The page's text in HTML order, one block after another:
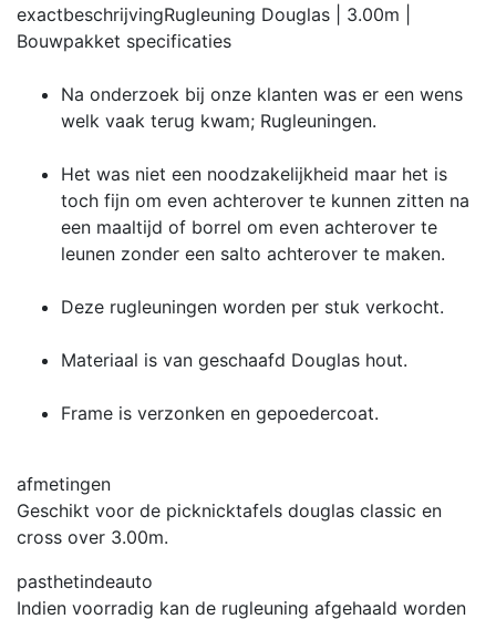
exactbeschrijvingRugleuning Douglas | 3.00m |
Bouwpakket specificaties
Na onderzoek bij onze klanten was er een wens
welk vaak terug kwam; Rugleuningen.
Het was niet een noodzakelijkheid maar het is
toch fijn om even achterover te kunnen zitten na
een maaltijd of borrel om even achterover te
leunen zonder een salto achterover te maken.
Deze rugleuningen worden per stuk verkocht.
Materiaal is van geschaafd Douglas hout.
Frame is verzonken en gepoedercoat.
afmetingen
Geschikt voor de picknicktafels douglas classic en
cross over 3.00m.
pasthetindeauto
Indien voorradig kan de rugleuning afgehaald worden